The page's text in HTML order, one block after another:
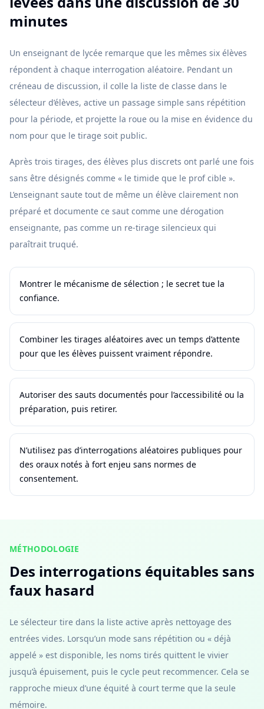
minutes
Un enseignant de lycée remarque que les mêmes six élèves
répondent à chaque interrogation aléatoire. Pendant un
créneau de discussion, il colle la liste de classe dans le
sélecteur d’élèves, active un passage simple sans répétition
pour la période, et projette la roue ou la mise en évidence du
nom pour que le tirage soit public.
Après trois tirages, des élèves plus discrets ont parlé une fois
sans être désignés comme « le timide que le prof cible ».
L’enseignant saute tout de même un élève clairement non
préparé et documente ce saut comme une dérogation
enseignante, pas comme un re-tirage silencieux qui
paraîtrait truqué.
Montrer le mécanisme de sélection ; le secret tue la
confiance.
Combiner les tirages aléatoires avec un temps d’attente
pour que les élèves puissent vraiment répondre.
Autoriser des sauts documentés pour l’accessibilité ou la
préparation, puis retirer.
N’utilisez pas d’interrogations aléatoires publiques pour
des oraux notés à fort enjeu sans normes de
consentement.
MÉTHODOLOGIE
Des interrogations équitables sans
faux hasard
Le sélecteur tire dans la liste active après nettoyage des
entrées vides. Lorsqu’un mode sans répétition ou « déjà
appelé » est disponible, les noms tirés quittent le vivier
jusqu’à épuisement, puis le cycle peut recommencer. Cela se
rapproche mieux d’une équité à court terme que la seule
mémoire.